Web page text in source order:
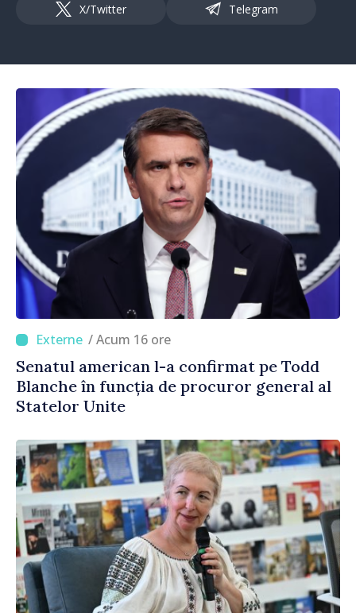
X/Twitter Telegram
/ Acum 16 ore
Senatul american l-a confirmat pe Todd
Blanche în funcția de procuror general al
Statelor Unite